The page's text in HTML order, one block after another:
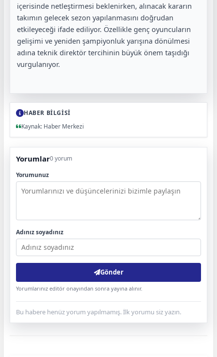
içerisinde netleştirmesi beklenirken, alınacak kararın
takımın gelecek sezon yapılanmasını doğrudan
etkileyeceği ifade ediliyor. Özellikle genç oyuncuların
gelişimi ve yeniden şampiyonluk yarışına dönülmesi
adına teknik direktör tercihinin büyük önem taşıdığı
vurgulanıyor.
HABER BİLGİSİ
Kaynak: Haber Merkezi
Yorumlar0 yorum
Yorumunuz
Adınız soyadınız
Gönder
Yorumlarınız editör onayından sonra yayına alınır.
Bu habere henüz yorum yapılmamış. İlk yorumu siz yazın.